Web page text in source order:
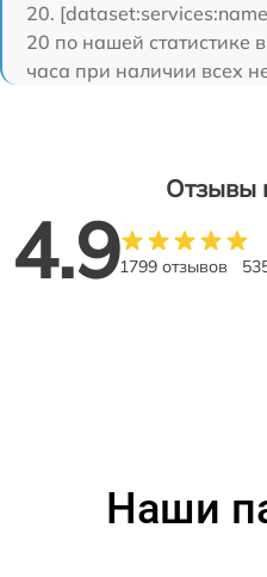
20.
20 по нашей статистике
часа при наличии всех
Отзывы
4.91799 отзывов
Наши